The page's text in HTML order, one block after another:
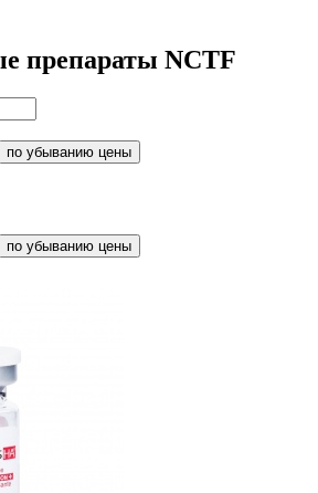
препараты NCTF
по убыванию цены
по убыванию цены